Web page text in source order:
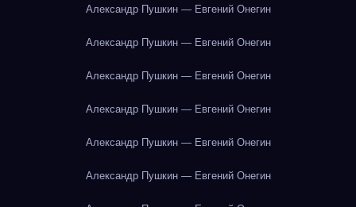
Александр Пушкин — Евгений Онегин
Александр Пушкин — Евгений Онегин
Александр Пушкин — Евгений Онегин
Александр Пушкин — Евгений Онегин
Александр Пушкин — Евгений Онегин
Александр Пушкин — Евгений Онегин